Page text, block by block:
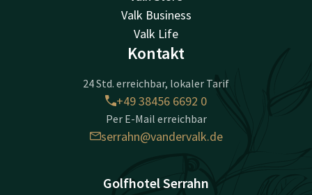
Valk Business
Valk Life
Kontakt
24 Std. erreichbar, lokaler Tarif
+49 38456 6692 0
Per E-Mail erreichbar
serrahn@vandervalk.de
Golfhotel Serrahn